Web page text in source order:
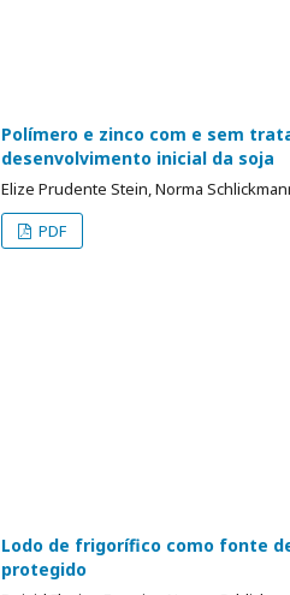
Polímero e zinco com e sem
desenvolvimento inicial da soja
Elize Prudente Stein, Norma
PDF
Lodo de frigorífico como fonte
protegido